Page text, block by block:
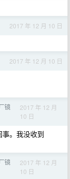
2017 年 12 月 10 日
2017 年 12 月 10 日
镜
2017 年 12 月
10 日
。我没收到
镜
2017 年 12 月
10 日